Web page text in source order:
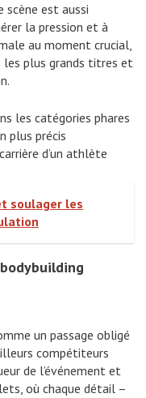
scène est aussi
la pression et à
au moment crucial,
les plus grands titres et
les catégories phares
plus précis
d’un athlète
soulager les
un passage obligé
compétiteurs
de l’événement et
où chaque détail –